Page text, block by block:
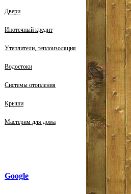
Двери
Ипотечный кредит
Утеплители, теплоизоляция
Водостоки
Системы отопления
Крыши
Мастерим для дома
Google